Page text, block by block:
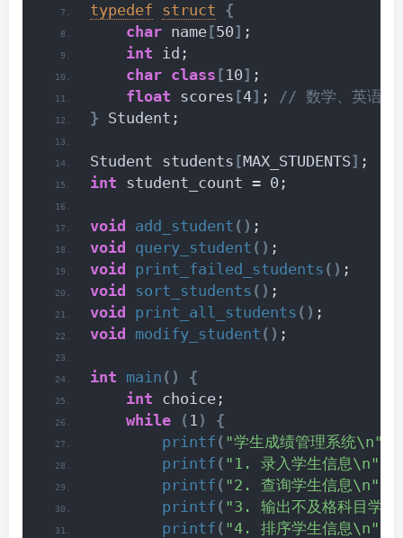
typedef struct {
char name [50] ;
int id;
char class [ 10] ;
float scores [4] ;
// 数学、英语、
} Student;
Student students [MAX_STUDENTS] ;
int student_count = 0;
void add_student () ;
void
query_student () ;
void
print_failed_students () ;
void
sort_students () ;
void
print_all_students () ;
void
modify_student () ;
int main ()
{
int choice;
while
( 1 )
{
printf ( "学生成绩管理系统\n"
printf ( "1. 录入学生信息\n"
printf ( "2. 查询学生信息\n"
printf ( "3. 输出不及格科目学
printf ( "4. 排序学生信息\n"